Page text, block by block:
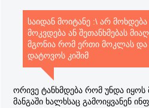
საიდან მოიტანე :\ არ
მოკვდება ან შეთანხმებას
მგონია რომ ერთი მოკლას
დატოვოს კიშიმ
ორივე ტანხმდება რომ უნდა
მანგაში ხალხსაც გამოიყვანენ